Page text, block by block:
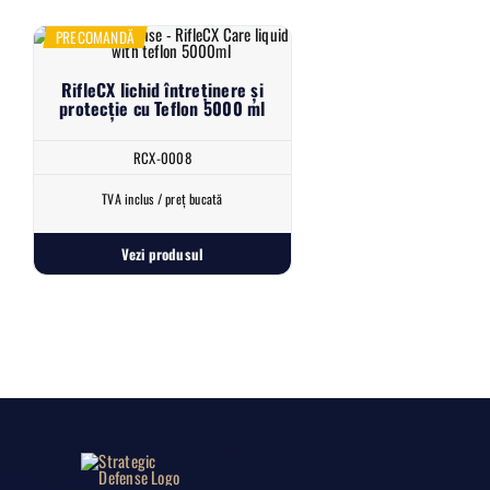
RifleCX lichid întreținere și
protecție cu Teflon 5000 ml
RCX-0008
PRECOMANDĂ
TVA inclus / preț bucată
Vezi produsul